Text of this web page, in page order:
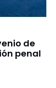
de
penal